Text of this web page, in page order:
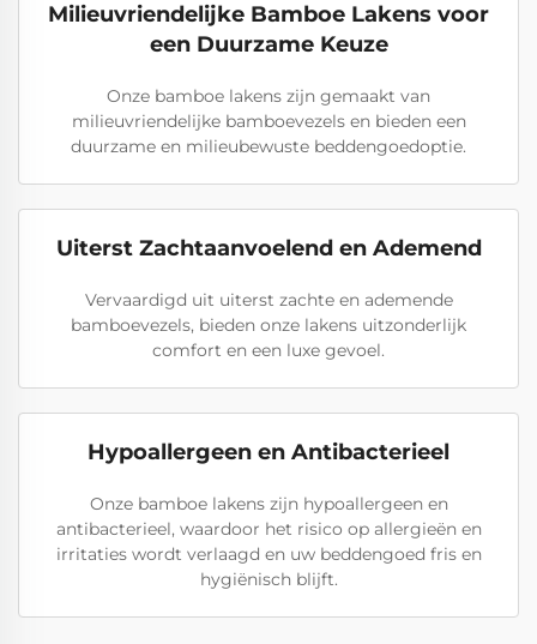
Milieuvriendelijke Bamboe Lakens voor
een Duurzame Keuze
Onze bamboe lakens zijn gemaakt van
milieuvriendelijke bamboevezels en bieden een
duurzame en milieubewuste beddengoedoptie.
Uiterst Zachtaanvoelend en Ademend
Vervaardigd uit uiterst zachte en ademende
bamboevezels, bieden onze lakens uitzonderlijk
comfort en een luxe gevoel.
Hypoallergeen en Antibacterieel
Onze bamboe lakens zijn hypoallergeen en
antibacterieel, waardoor het risico op allergieën en
irritaties wordt verlaagd en uw beddengoed fris en
hygiënisch blijft.